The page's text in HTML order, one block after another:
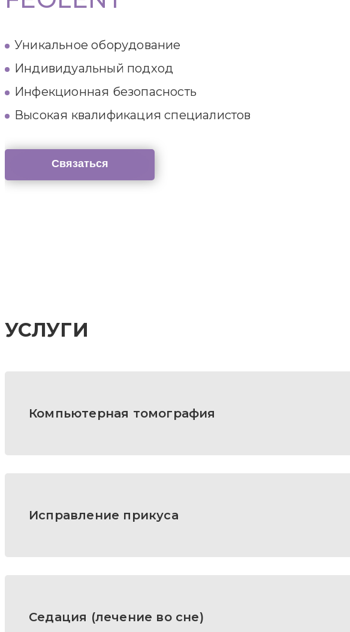
Уникальное оборудование
Индивидуальный подход
Инфекционная безопасность
Высокая квалификация специалистов
Связаться
УСЛУГИ
Компьютерная томография
Исправление прикуса
Седация (лечение во сне)